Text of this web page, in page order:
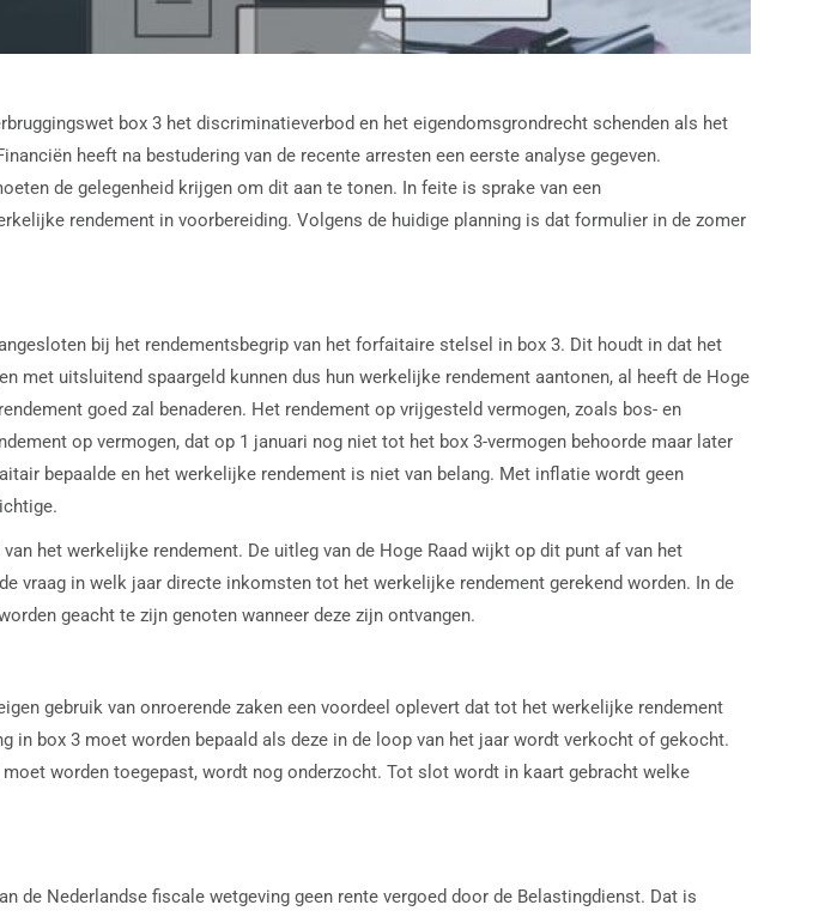
box 3 het discriminatieverbod en het eigendomsgrondrecht schenden als het
heeft na bestudering van de recente arresten een eerste analyse gegeven.
de gelegenheid krijgen om dit aan te tonen. In feite is sprake van een
rendement in voorbereiding. Volgens de huidige planning is dat formulier in de zomer
bij het rendementsbegrip van het forfaitaire stelsel in box 3. Dit houdt in dat het
met uitsluitend spaargeld kunnen dus hun werkelijke rendement aantonen, al heeft de Hoge
goed zal benaderen. Het rendement op vrijgesteld vermogen, zoals bos- en
op vermogen, dat op 1 januari nog niet tot het box 3-vermogen behoorde maar later
bepaalde en het werkelijke rendement is niet van belang. Met inflatie wordt geen
het werkelijke rendement. De uitleg van de Hoge Raad wijkt op dit punt af van het
vraag in welk jaar directe inkomsten tot het werkelijke rendement gerekend worden. In de
geacht te zijn genoten wanneer deze zijn ontvangen.
gebruik van onroerende zaken een voordeel oplevert dat tot het werkelijke rendement
in box 3 moet worden bepaald als deze in de loop van het jaar wordt verkocht of gekocht.
worden toegepast, wordt nog onderzocht. Tot slot wordt in kaart gebracht welke
de Nederlandse fiscale wetgeving geen rente vergoed door de Belastingdienst. Dat is